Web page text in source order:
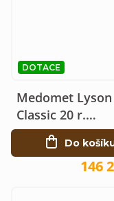
DOTACE
Medomet Lyson
Classic 20 r.
elektrický 230V,
146
Do